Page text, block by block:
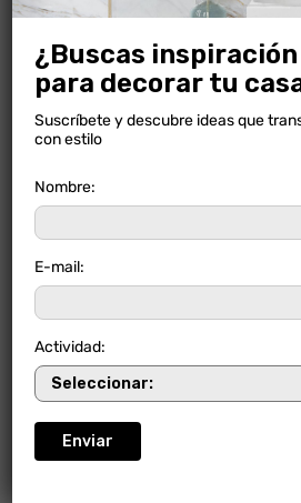
¿Buscas inspiración
para decorar tu
Suscríbete y descubre ideas que
con estilo
Nombre:
E-mail:
Actividad: